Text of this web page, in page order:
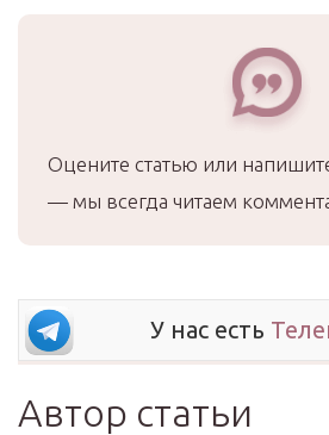
Оцените статью или
— мы всегда читаем
У нас есть
Автор статьи